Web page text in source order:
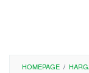
HOMEPAGE /